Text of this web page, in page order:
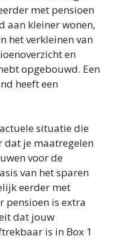
met pensioen
aan kleiner wonen,
het verkleinen van
en
opgebouwd. Een
heeft een
situatie die
dat je maatregelen
voor de
van het sparen
eerder met
pensioen is extra
dat jouw
is in Box 1